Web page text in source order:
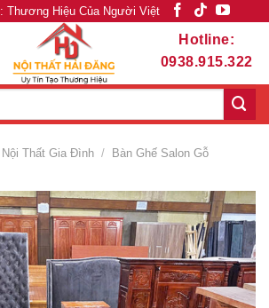
Thương Hiệu Của Người Việt
Hotline:
0938.915.322
Nội Thất Gia Đình / Bàn Ghế Salon Gỗ